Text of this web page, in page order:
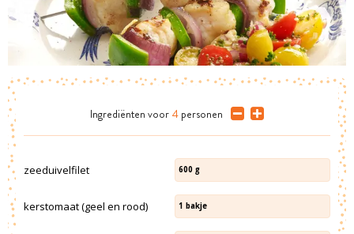
Ingrediënten voor 4 personen
zeeduivelfilet 600 g
kerstomaat (geel en rood) 1 bakje